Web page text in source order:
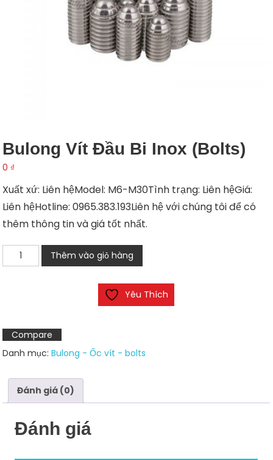
Bulong Vít Đầu Bi Inox (bolts)
0 ₫
Xuất xứ: Liên hệModel: M6-M30Tình trạng: Liên hệGiá:
Liên hệHotline: 0965.383.193Liên hệ với chúng tôi để có
thêm thông tin và giá tốt nhất.
Bulong
vít
(bolts)
số
lượng
Thêm vào giỏ hàng
Yêu Thích
Compare
Danh mục:Bulong - Ốc vít - bolts
Đánh giá (0)
Đánh giá